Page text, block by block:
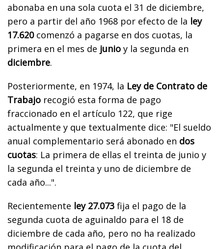
abonaba en una sola cuota el 31 de diciembre,
pero a partir del año 1968 por efecto de la ley
17.620comenzó a pagarse en dos cuotas, la
primera en el mes de junio y la segunda en
diciembre.
Posteriormente, en 1974, la Ley de Contrato de
Trabajo recogió esta forma de pago
fraccionado en el artículo 122, que rige
actualmente y que textualmente dice: "El sueldo
anual complementario será abonado en dos
cuotas: La primera de ellas el treinta de junio y
la segunda el treinta y uno de diciembre de
cada año...".
Recientemente ley 27.073 fija el pago de la
segunda cuota de aguinaldo para el 18 de
diciembre de cada año, pero no ha realizado